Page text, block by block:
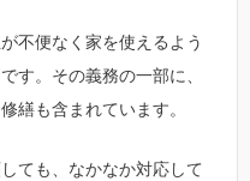
不便なく家を使えるよう
す。その義務の一部に、
繕も含まれています。
ても、なかなか対応して